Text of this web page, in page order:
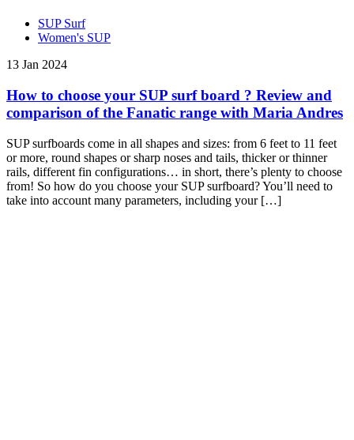
SUP Surf
Women's SUP
13 Jan 2024
How to choose your SUP surf board ? Review and
comparison of the Fanatic range with Maria Andres
SUP surfboards come in all shapes and sizes: from 6 feet to 11 feet
or more, round shapes or sharp noses and tails, thicker or thinner
rails, different fin configurations… in short, there’s plenty to choose
from! So how do you choose your SUP surfboard? You’ll need to
take into account many parameters, including your […]